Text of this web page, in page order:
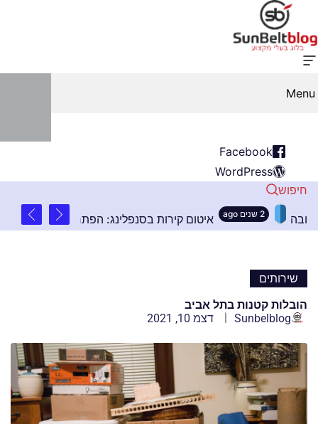
Menu
Facebook
WordPress
חיפוש
בהתקנת שלטים בגובה 2 שנים ago איטום קירות
שירותים
הובלות קטנות בתל אביב
Sunbelblog
דצמ 10, 2021